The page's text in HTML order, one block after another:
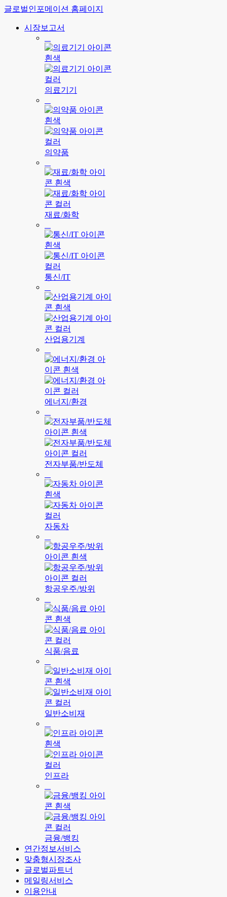
글로벌인포메이션 홈페이지
시장보고서
의료기기
의약품
재료/화학
통신/IT
산업용기계
에너지/환경
전자부품/반도체
자동차
항공우주/방위
식품/음료
일반소비재
인프라
금융/뱅킹
연간정보서비스
맞춤형시장조사
글로벌파트너
메일링서비스
이용안내